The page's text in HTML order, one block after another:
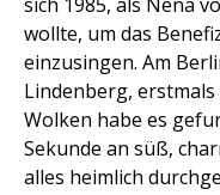
wollte, um das
einzusingen. Am
Lindenberg,
Wolken habe es
Sekunde an süß,
alles heimlich